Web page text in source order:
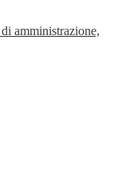
amministrazione,